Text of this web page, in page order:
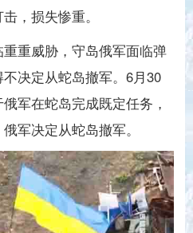
，损失惨重。
重威胁，守岛俄军面临弹
决定从蛇岛撤军。6月30
军在蛇岛完成既定任务，
军决定从蛇岛撤军。